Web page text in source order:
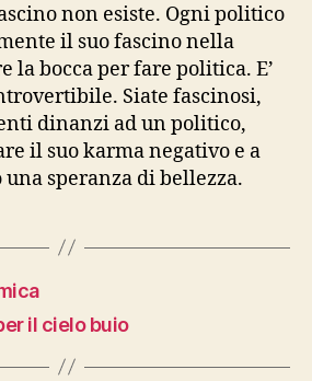
non esiste. Ogni politico
il suo fascino nella
la bocca per fare politica. E’
Siate fascinosi,
dinanzi ad un politico,
il suo karma negativo e a
speranza di bellezza.
il cielo buio